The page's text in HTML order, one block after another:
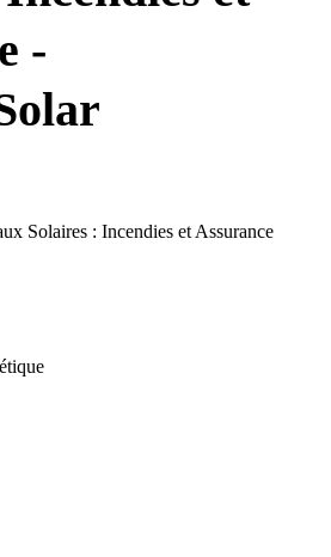
-
Solaires : Incendies et Assurance